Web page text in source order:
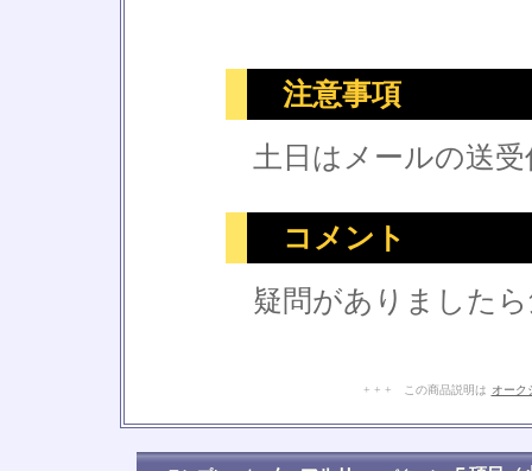
注意事項
土日はメールの送
コメント
疑問がありました
+ + + この商品説明は オーク